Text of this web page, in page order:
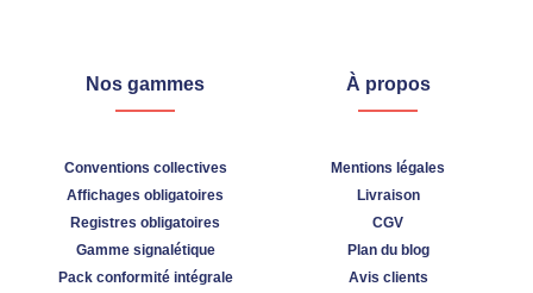
Nos gammes
Conventions collectives
Affichages obligatoires
Registres obligatoires
Gamme signalétique
Pack conformité intégrale
À propos
Mentions légales
Livraison
CGV
Plan du blog
Avis clients